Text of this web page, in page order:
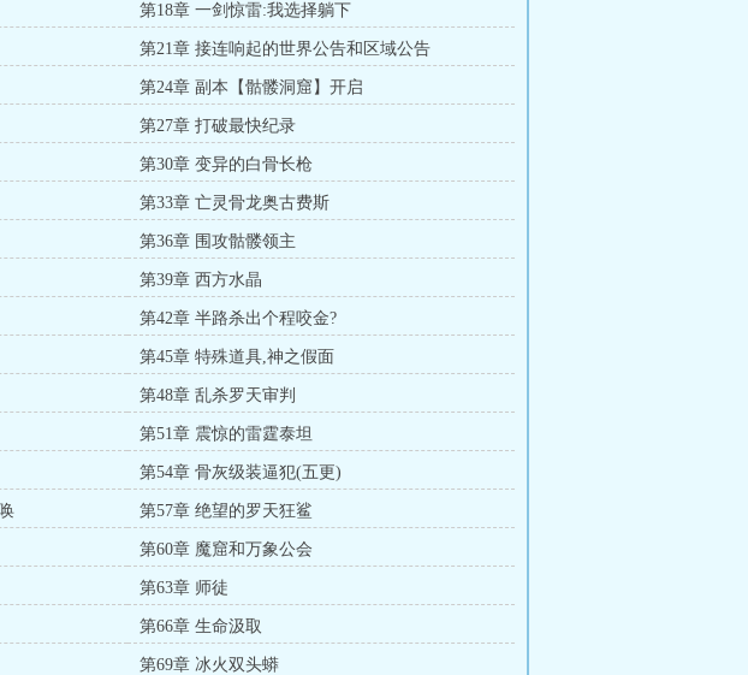
第18章 一剑惊雷:我选择躺下
第21章 接连响起的世界公告和区域公告
第24章 副本【骷髅洞窟】开启
第27章 打破最快纪录
第30章 变异的白骨长枪
第33章 亡灵骨龙奥古费斯
第36章 围攻骷髅领主
第39章 西方水晶
第42章 半路杀出个程咬金?
第45章 特殊道具,神之假面
第48章 乱杀罗天审判
第51章 震惊的雷霆泰坦
第54章 骨灰级装逼犯(五更)
第57章 绝望的罗天狂鲨
第60章 魔窟和万象公会
第63章 师徒
第66章 生命汲取
第69章 冰火双头蟒